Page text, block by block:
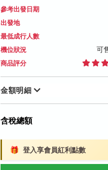
2026/11/21 (六)
售價: NT$ 24,900
2026/
參考出發日期
出發地
最低成行人數
機位狀況 可
商品評分
金額明細
含稅總額
🎁 登入享會員紅利點數